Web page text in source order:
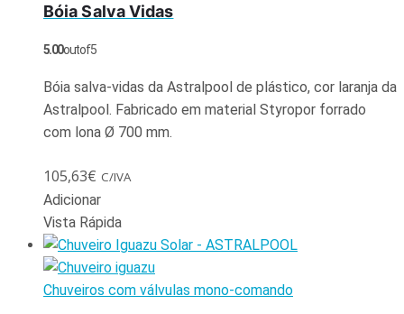
Bóia Salva Vidas
5.00out of 5
Bóia salva-vidas da Astralpool de plástico, cor laranja da
Astralpool. Fabricado em material Styropor forrado
com lona Ø 700 mm.
105,63€ C/IVA
Adicionar
Vista Rápida
Chuveiros com válvulas mono-comando